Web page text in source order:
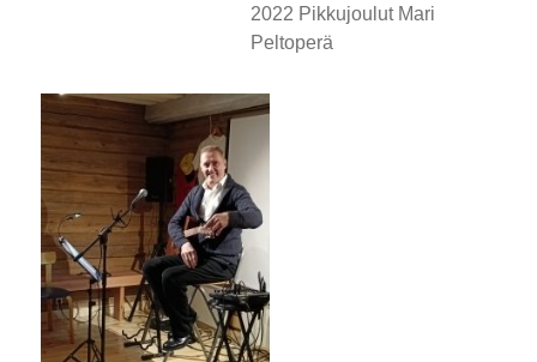
2022 Pikkujoulut Mari
Peltoperä